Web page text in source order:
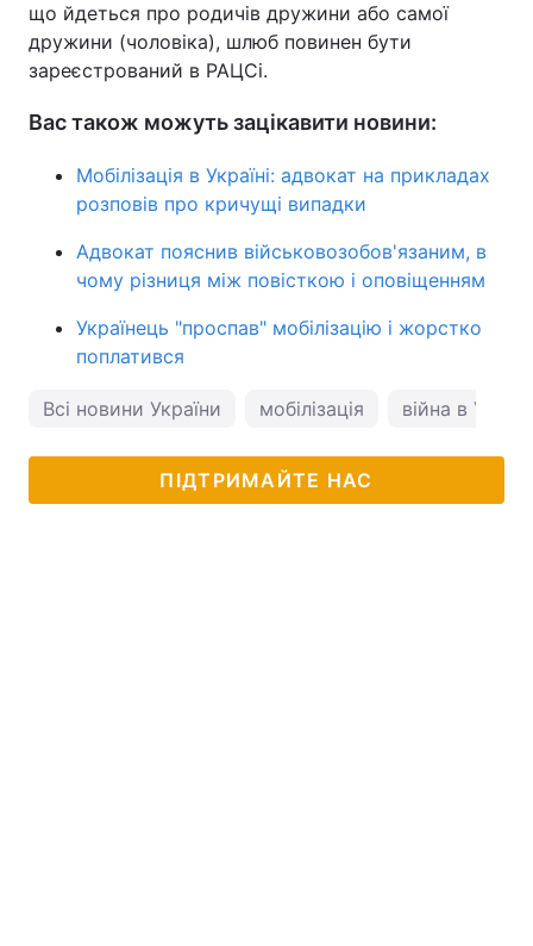
що йдеться про родичів дружини або самої
дружини (чоловіка), шлюб повинен бути
зареєстрований в РАЦСі.
Вас також можуть зацікавити новини:
Мобілізація в Україні: адвокат на прикладах
розповів про кричущі випадки
Адвокат пояснив військовозобов'язаним, в
чому різниця між повісткою і оповіщенням
Українець "проспав" мобілізацію і жорстко
поплатився
Всі новини України мобілізація війна в
ПІДТРИМАЙТЕ НАС